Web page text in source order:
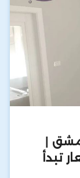
|
تبدأ